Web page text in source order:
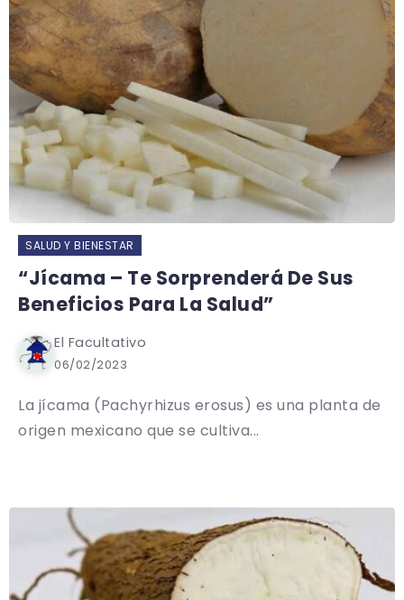
SALUD Y BIENESTAR
“Jícama – Te Sorprenderá De Sus
Beneficios Para La Salud”
El Facultativo
06/02/2023
La jícama (Pachyrhizus erosus) es una planta de
origen mexicano que se cultiva...